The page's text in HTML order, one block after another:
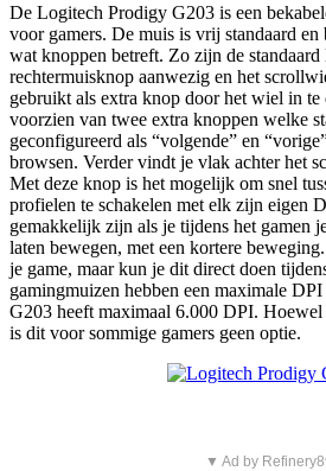
De Logitech Prodigy G203 is een
voor gamers. De muis is vrij standaard en
wat knoppen betreft. Zo zijn de standaard
rechtermuisknop aanwezig en het
gebruikt als extra knop door het wiel in
voorzien van twee extra knoppen welke
geconfigureerd als “volgende” en
browsen. Verder vindt je vlak achter het
Met deze knop is het mogelijk om snel
profielen te schakelen met elk zijn eigen
gemakkelijk zijn als je tijdens het gamen
laten bewegen, met een kortere
je game, maar kun je dit direct doen
gamingmuizen hebben een maximale
G203 heeft maximaal 6.000 DPI.
is dit voor sommige gamers geen optie.
▼ Ad by